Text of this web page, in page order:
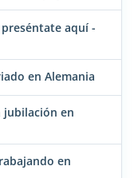
aquí -
en Alemania
jubilación en
en